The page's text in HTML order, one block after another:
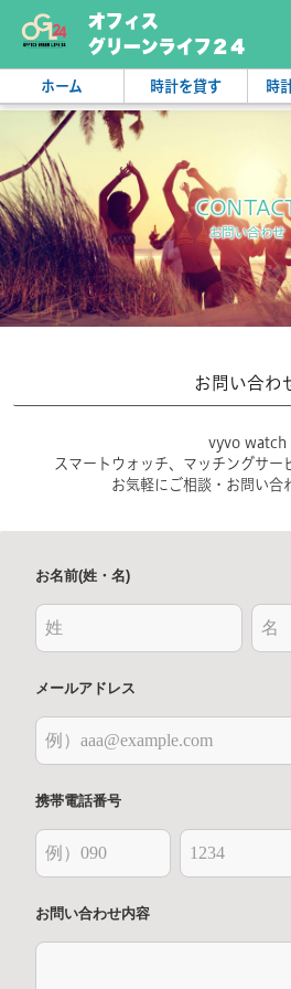
オフィス
グリーンライフ２４
ホーム 時計を貸す 時
お問い合わせ
お問い合わ
vyvo watch
スマートウォッチ、マッチングサー
お気軽にご相談・お問い合
お名前(姓・名)
メールアドレス
携帯電話番号
お問い合わせ内容